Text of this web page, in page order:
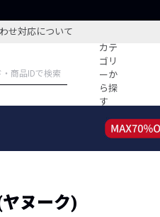
せ対応について
カテ
ゴリ
ーか
ら探
す
コーディネート
ヤヌーク)